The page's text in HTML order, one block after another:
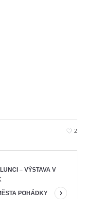
2
– VÝSTAVA V
POHÁDKY